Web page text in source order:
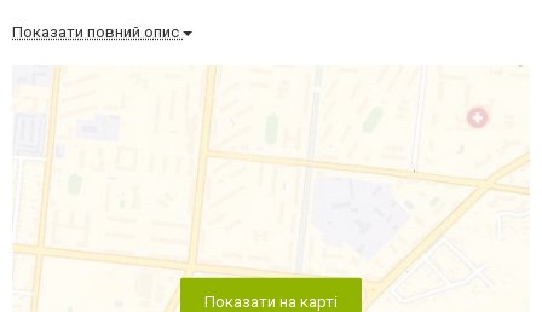
Показати повний опис
Показати на карті